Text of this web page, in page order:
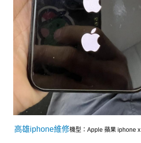
高雄iphone維修機型：Apple 蘋果 iphone x